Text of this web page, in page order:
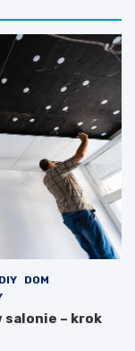
DIY
DOM
salonie – krok